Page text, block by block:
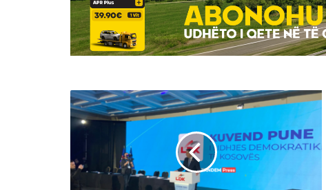
Abdixhiku
për
rezultatin
ngushtë
në